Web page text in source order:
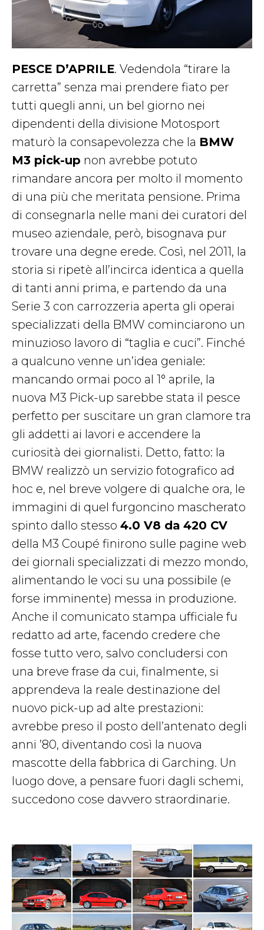
PESCE D’APRILE. Vedendola “tirare la
carretta” senza mai prendere fiato per
tutti quegli anni, un bel giorno nei
dipendenti della divisione Motosport
maturò la consapevolezza che la BMW
M3 pick-up non avrebbe potuto
rimandare ancora per molto il momento
di una più che meritata pensione. Prima
di consegnarla nelle mani dei curatori del
museo aziendale, però, bisognava pur
trovare una degne erede. Così, nel 2011, la
storia si ripetè all’incirca identica a quella
di tanti anni prima, e partendo da una
Serie 3 con carrozzeria aperta gli operai
specializzati della BMW cominciarono un
minuzioso lavoro di “taglia e cuci”. Finché
a qualcuno venne un’idea geniale:
mancando ormai poco al 1° aprile, la
nuova M3 Pick-up sarebbe stata il pesce
perfetto per suscitare un gran clamore tra
gli addetti ai lavori e accendere la
curiosità dei giornalisti. Detto, fatto: la
BMW realizzò un servizio fotografico ad
hoc e, nel breve volgere di qualche ora, le
immagini di quel furgoncino mascherato
spinto dallo stesso 4.0 V8 da 420 CV
della M3 Coupé finirono sulle pagine web
dei giornali specializzati di mezzo mondo,
alimentando le voci su una possibile (e
forse imminente) messa in produzione.
Anche il comunicato stampa ufficiale fu
redatto ad arte, facendo credere che
fosse tutto vero, salvo concludersi con
una breve frase da cui, finalmente, si
apprendeva la reale destinazione del
nuovo pick-up ad alte prestazioni:
avrebbe preso il posto dell’antenato degli
anni ’80, diventando così la nuova
mascotte della fabbrica di Garching. Un
luogo dove, a pensare fuori dagli schemi,
succedono cose davvero straordinarie.